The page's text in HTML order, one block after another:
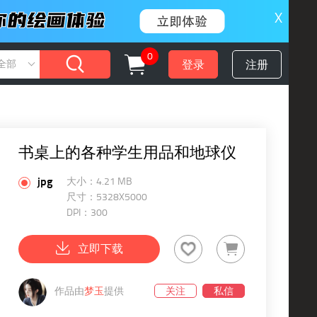
X
部
0
登录 注册
书桌上的各种学生用品和地球仪
jpg
大小：4.21 MB
尺寸：5328X5000
DPI：300
立即下载
作品由梦玉提供 关注 私信